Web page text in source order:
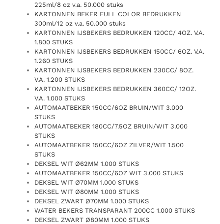
225ml/8 oz v.a. 50.000 stuks
KARTONNEN BEKER FULL COLOR BEDRUKKEN
300ml/12 oz v.a. 50.000 stuks
KARTONNEN IJSBEKERS BEDRUKKEN 120CC/ 4OZ. V.A.
1.800 STUKS
KARTONNEN IJSBEKERS BEDRUKKEN 150CC/ 6OZ. V.A.
1.260 STUKS
KARTONNEN IJSBEKERS BEDRUKKEN 230CC/ 8OZ.
V.A. 1.200 STUKS
KARTONNEN IJSBEKERS BEDRUKKEN 360CC/ 12OZ.
V.A. 1.000 STUKS
AUTOMAATBEKER 150CC/6OZ BRUIN/WIT 3.000
STUKS
AUTOMAATBEKER 180CC/7.5OZ BRUIN/WIT 3.000
STUKS
AUTOMAATBEKER 150CC/6OZ ZILVER/WIT 1.500
STUKS
DEKSEL WIT Ø62MM 1.000 STUKS
AUTOMAATBEKER 150CC/6OZ WIT 3.000 STUKS
DEKSEL WIT Ø70MM 1.000 STUKS
DEKSEL WIT Ø80MM 1.000 STUKS
DEKSEL ZWART Ø70MM 1.000 STUKS
WATER BEKERS TRANSPARANT 200CC 1.000 STUKS
DEKSEL ZWART Ø80MM 1.000 STUKS